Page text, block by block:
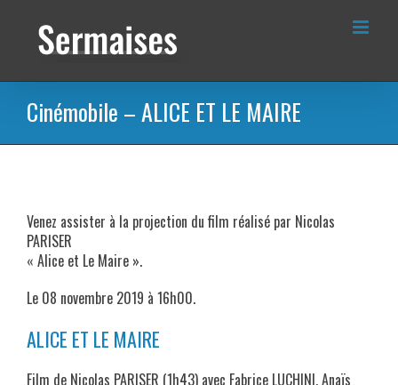
contenu
Cinémobile – ALICE ET LE MAIRE
Venez assister à la projection du film réalisé par Nicolas
PARISER
« Alice et Le Maire ».
Le 08 novembre 2019 à 16h00.
ALICE ET LE MAIRE
Film de Nicolas PARISER (1h43) avec Fabrice LUCHINI, Anaïs